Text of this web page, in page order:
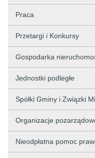
Praca
Przetargi i Konkursy
Gospodarka
Jednostki podległe
Spółki Gminy i Związki
Organizacje
Nieodpłatna pomoc